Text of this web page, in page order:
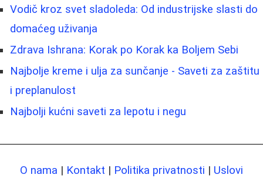
Vodič kroz svet sladoleda: Od industrijske slasti do
domaćeg uživanja
Zdrava Ishrana: Korak po Korak ka Boljem Sebi
Najbolje kreme i ulja za sunčanje - Saveti za zaštitu
i preplanulost
Najbolji kućni saveti za lepotu i negu
O nama | Kontakt | Politika privatnosti | Uslovi